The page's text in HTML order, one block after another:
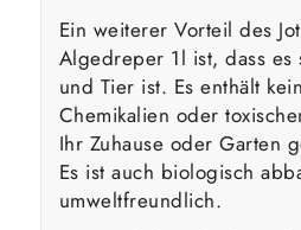
Ein weiterer Vorteil des
Algedreper 1l ist, dass es
und Tier ist. Es enthält
Chemikalien oder
Ihr Zuhause oder Garten
Es ist auch biologisch
umweltfreundlich.